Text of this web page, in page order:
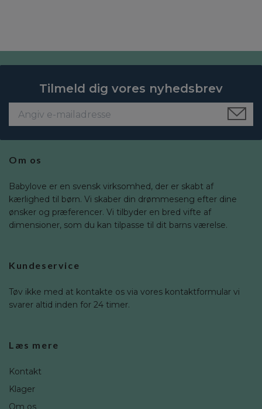
Tilmeld dig vores nyhedsbrev
Om os
Babylove er en svensk virksomhed, der er skabt af
kærlighed til børn. Vi skaber din drømmeseng efter dine
ønsker og præferencer. Vi tilbyder en bred vifte af
dimensioner, som du kan tilpasse til dit barns værelse.
Kundeservice
Tøv ikke med at kontakte os via vores kontaktformular vi
svarer altid inden for 24 timer.
Læs mere
Kontakt
Klager
Om os